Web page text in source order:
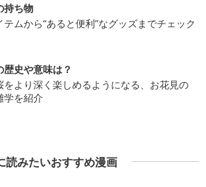
持ち物
テムから“あると便利”なグッズまでチェック
歴史や意味は？
をより深く楽しめるようになる、お花見の
学を紹介
読みたいおすすめ漫画